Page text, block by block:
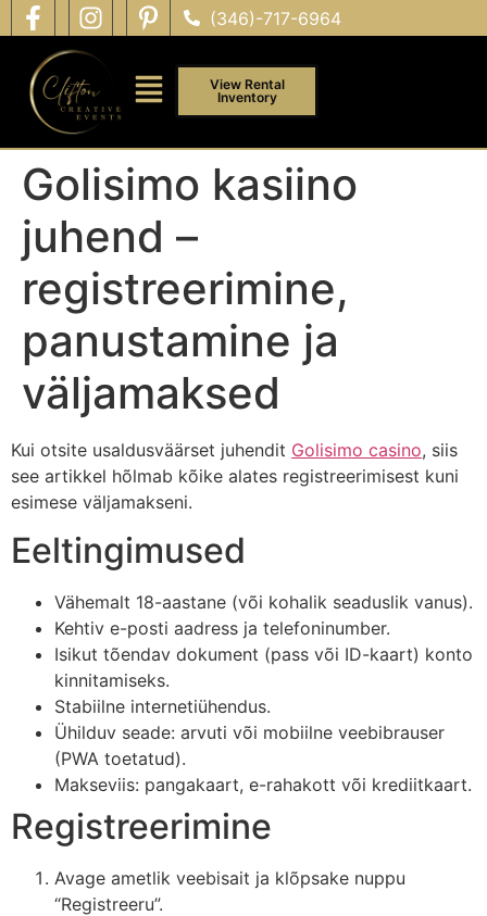
(346)-717-6964
View Rental
Inventory
Golisimo kasiino
juhend –
registreerimine,
panustamine ja
väljamaksed
Kui otsite usaldusväärset juhendit Golisimo casino, siis
see artikkel hõlmab kõike alates registreerimisest kuni
esimese väljamakseni.
Eeltingimused
Vähemalt 18-aastane (või kohalik seaduslik vanus).
Kehtiv e-posti aadress ja telefoninumber.
Isikut tõendav dokument (pass või ID-kaart) konto
kinnitamiseks.
Stabiilne internetiühendus.
Ühilduv seade: arvuti või mobiilne veebibrauser
(PWA toetatud).
Makseviis: pangakaart, e-rahakott või krediitkaart.
Registreerimine
Avage ametlik veebisait ja klõpsake nuppu
“Registreeru”.